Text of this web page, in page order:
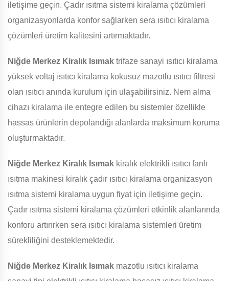
iletişime geçin. Çadır ısıtma sistemi kiralama çözümleri
organizasyonlarda konfor sağlarken sera ısıtıcı kiralama
çözümleri üretim kalitesini artırmaktadır.
Niğde Merkez Kiralık Isımak trifaze sanayi ısıtıcı kiralama
yüksek voltaj ısıtıcı kiralama kokusuz mazotlu ısıtıcı filtresi
olan ısıtıcı anında kurulum için ulaşabilirsiniz. Nem alma
cihazı kiralama ile entegre edilen bu sistemler özellikle
hassas ürünlerin depolandığı alanlarda maksimum koruma
oluşturmaktadır.
Niğde Merkez Kiralık Isımak kiralık elektrikli ısıtıcı fanlı
ısıtma makinesi kiralık çadır ısıtıcı kiralama organizasyon
ısıtma sistemi kiralama uygun fiyat için iletişime geçin.
Çadır ısıtma sistemi kiralama çözümleri etkinlik alanlarında
konforu artırırken sera ısıtıcı kiralama sistemleri üretim
sürekliliğini desteklemektedir.
Niğde Merkez Kiralık Isımak mazotlu ısıtıcı kiralama